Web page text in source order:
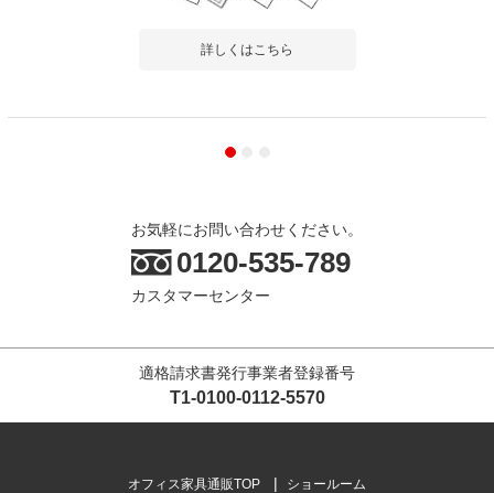
詳しくはこちら
お気軽にお問い合わせください。
0120-535-789
カスタマーセンター
適格請求書発行事業者登録番号
T1-0100-0112-5570
オフィス家具通販TOP ショールーム